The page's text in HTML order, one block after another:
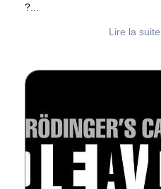
?
Lire la suite